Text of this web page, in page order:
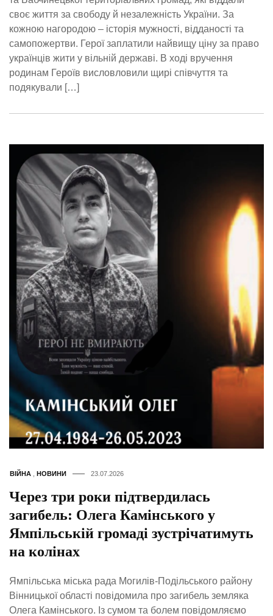
своє життя за свободу й незалежність України. За
кожною нагородою – історія мужності, відданості та
самопожертви. Герої заплатили найвищу ціну за право
українців жити у вільній державі. В ході вручення
родинам Героїв висловловили щирі співчуття та
подякували […]
ВІЙНА НОВИНИ 23.07.2026
Через три роки підтвердилась
загибель: Олега Камінського у
Ямпільській громаді зустрічатимуть
на колінах
Ямпільська міська рада Могилів-Подільського району
Вінницької області повідомила про загибель земляка
Олега Камінського. Із сумом та болем повідомляємо